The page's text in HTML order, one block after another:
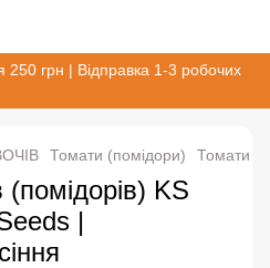
250 грн | Відправка 1-3 робочих
Томати (помідори) Томати
(помідорів) KS
|